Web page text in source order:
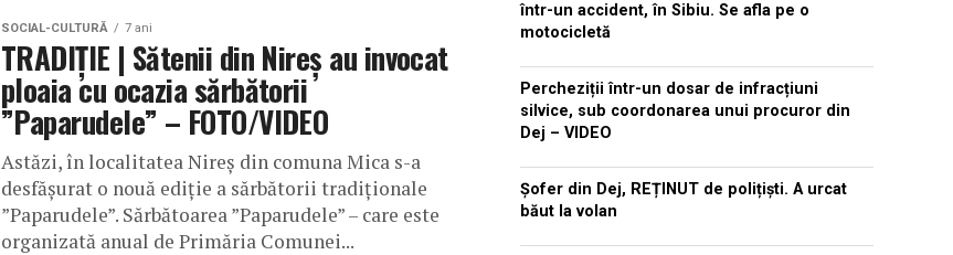
SOCIAL-CULTURĂ 7 ani
TRADIȚIE | Sătenii din Nireș au invocat
ploaia cu ocazia sărbătorii
”Paparudele” – FOTO/VIDEO
Astăzi, în localitatea Nireș din comuna Mica s-a
desfășurat o nouă ediție a sărbătorii tradiționale
”Paparudele”. Sărbătoarea ”Paparudele” – care este
organizată anual de Primăria Comunei...
într-un accident, în Sibiu. Se afla pe o
motocicletă
Percheziții într-un dosar de infracțiuni
silvice, sub coordonarea unui procuror din
Dej – VIDEO
Șofer din Dej, REȚINUT de polițiști. A urcat
băut la volan